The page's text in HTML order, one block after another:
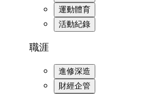
運動體育
活動紀錄
職涯
進修深造
財經企管